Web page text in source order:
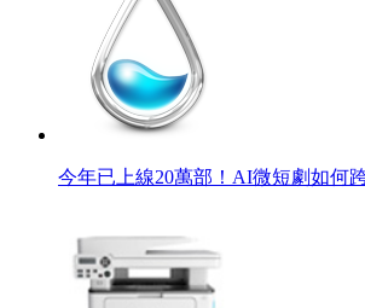
今年已上線20萬部！AI微短劇如何